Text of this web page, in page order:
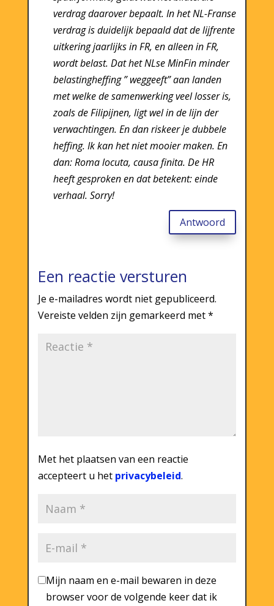
verdrag daarover bepaalt. In het NL-Franse
verdrag is duidelijk bepaald dat de lijfrente
uitkering jaarlijks in FR, en alleen in FR,
wordt belast. Dat het NLse MinFin minder
belastingheffing ” weggeeft” aan landen
met welke de samenwerking veel losser is,
zoals de Filipijnen, ligt wel in de lijn der
verwachtingen. En dan riskeer je dubbele
heffing. Ik kan het niet mooier maken. En
dan: Roma locuta, causa finita. De HR
heeft gesproken en dat betekent: einde
verhaal. Sorry!
Antwoord
Een reactie versturen
Je e-mailadres wordt niet gepubliceerd.
Vereiste velden zijn gemarkeerd met*
Met het plaatsen van een reactie
accepteert u het privacybeleid.
Mijn naam en e-mail bewaren in deze
browser voor de volgende keer dat ik